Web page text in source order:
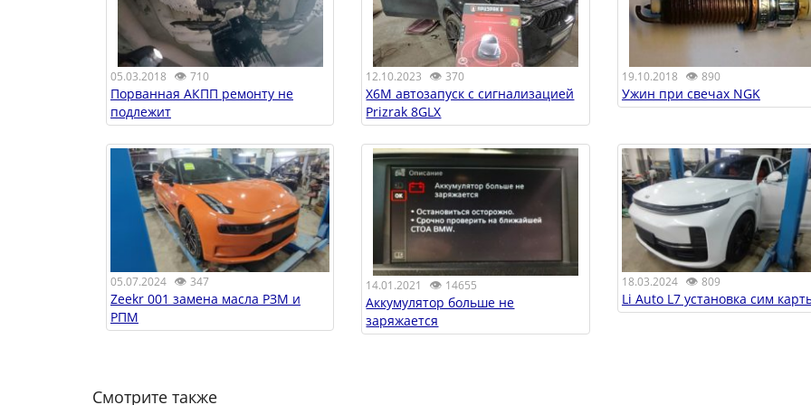
05.03.2018 👁 710
Порванная АКПП ремонту не
подлежит
12.10.2023 👁370
X6M автозапуск с сигнализацией
Prizrak 8GLX
19.10.2018 👁 890
Ужин при свечах NGK
05.07.2024 👁 347
Zeekr 001 замена масла РЗМ и
РПМ
14.01.2021 👁 14655
Аккумулятор больше не
заряжается
18.03.2024👁 809
Li Auto L7 установка сим
Смотрите также